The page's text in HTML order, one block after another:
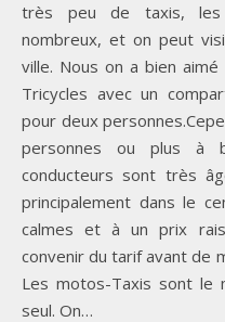
très peu de taxis, les
nombreux, et on peut
ville. Nous on a bien
Tricycles avec un
pour deux
personnes ou plus à
conducteurs sont très
principalement dans le
calmes et à un prix
convenir du tarif avant de
Les motos-Taxis sont le
seul. On…